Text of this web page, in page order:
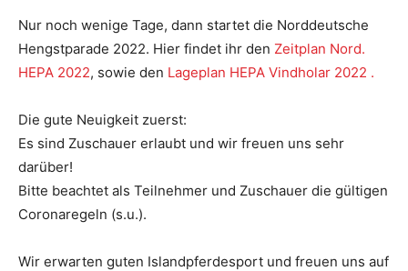
Nur noch wenige Tage, dann startet die Norddeutsche
Hengstparade 2022. Hier findet ihr den Zeitplan Nord.
HEPA 2022, sowie den Lageplan HEPA Vindholar 2022 .
Die gute Neuigkeit zuerst:
Es sind Zuschauer erlaubt und wir freuen uns sehr
darüber!
Bitte beachtet als Teilnehmer und Zuschauer die gültigen
Coronaregeln (s.u.).
Wir erwarten guten Islandpferdesport und freuen uns auf